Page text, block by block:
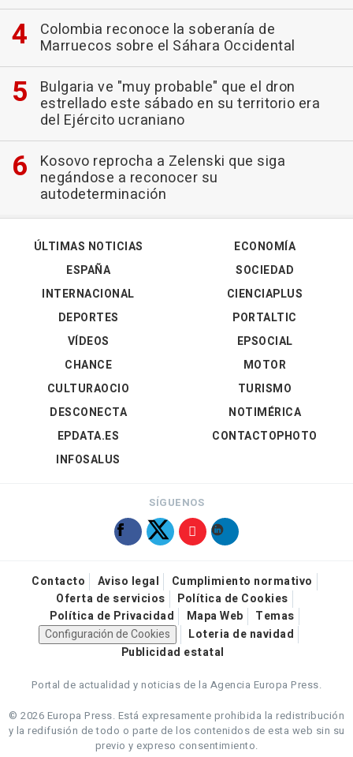
Colombia reconoce la soberanía de
Marruecos sobre el Sáhara Occidental
Bulgaria ve "muy probable" que el dron
estrellado este sábado en su territorio era
del Ejército ucraniano
Kosovo reprocha a Zelenski que siga
negándose a reconocer su
autodeterminación
ÚLTIMAS NOTICIAS
ESPAÑA
INTERNACIONAL
DEPORTES
VÍDEOS
ECONOMÍA
SOCIEDAD
CIENCIAPLUS
PORTALTIC
EPSOCIAL
CHANCE
CULTURAOCIO
DESCONECTA
EPDATA.ES
INFOSALUS
MOTOR
TURISMO
NOTIMÉRICA
CONTACTOPHOTO
SÍGUENOS
Contacto Aviso legal
Cumplimiento normativo
Oferta de servicios
Política de Cookies
Política de Privacidad
Mapa Web
Temas
Configuración de Cookies
Loteria de navidad
Publicidad estatal
Portal de actualidad y noticias de la Agencia Europa Press.
© 2026 Europa Press. Está expresamente prohibida la redistribución
y la redifusión de todo o parte de los contenidos de esta web sin su
previo y expreso consentimiento.